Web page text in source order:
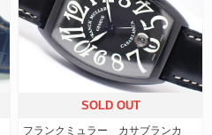
SOLD OUT
フランクミュラー カサブランカ